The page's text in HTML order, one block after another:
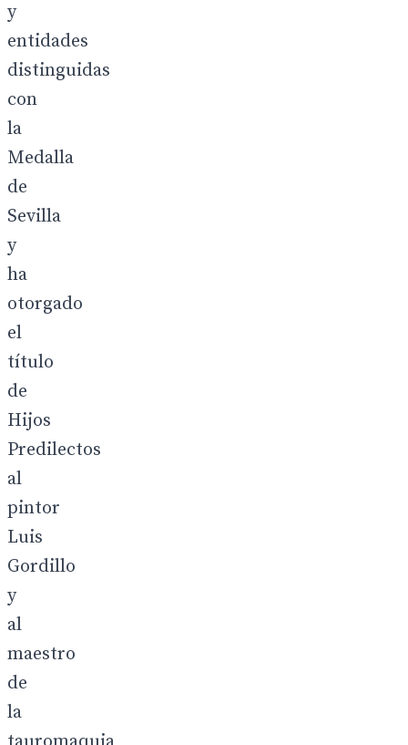
y
entidades
distinguidas
con
la
Medalla
de
Sevilla
y
ha
otorgado
el
título
de
Hijos
Predilectos
al
pintor
Luis
Gordillo
y
al
maestro
de
la